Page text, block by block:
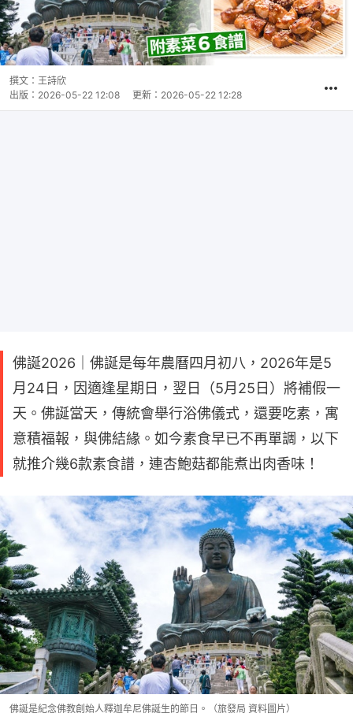
撰文： 王詩欣
出版： 2026-05-22 12:08 更新： 2026-05-22 12:28
佛誕2026｜佛誕是每年農曆四月初八，2026年是5
月24日，因適逢星期日，翌日（5月25日）將補假一
天。佛誕當天，傳統會舉行浴佛儀式，還要吃素，寓
意積福報，與佛結緣。如今素食早已不再單調，以下
就推介幾6款素食譜，連杏鮑菇都能煮出肉香味！
佛誕是紀念佛教創始人釋迦牟尼佛誕生的節日。（旅發局 資料圖片）